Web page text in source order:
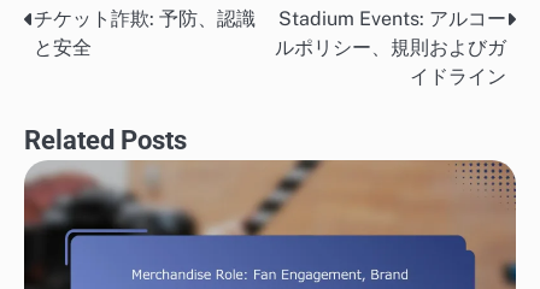
Post
チケット詐欺: 予防、認識
と安全
Stadium Events: アルコー
ルポリシー、規則およびガ
イドライン
Related Posts